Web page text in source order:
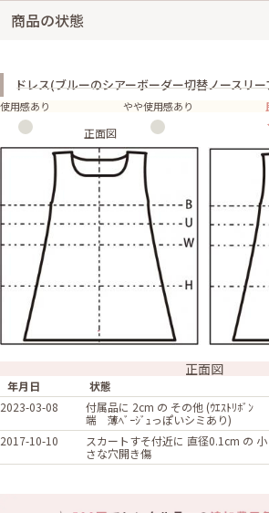
商品の状態
ドレス(ブルーのシアーボーダー切替ノースリ
使用感あり やや使用感あり
正面図
正面図
年月日 状態
2023-03-08
付属品に 2cm の その他 (ｳｴｽﾄﾘﾎﾞﾝ
端 薄ﾍﾞｰｼﾞｭっぽいシミあり)
2017-10-10
スカートすそ付近に 直径0.1cm の 小
さな穴開き傷